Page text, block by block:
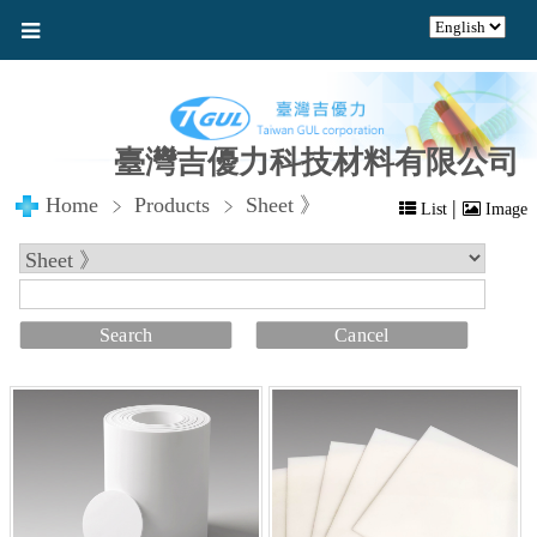
臺灣吉優力科技材料有限公司
Home Products Sheet 》 List | Image